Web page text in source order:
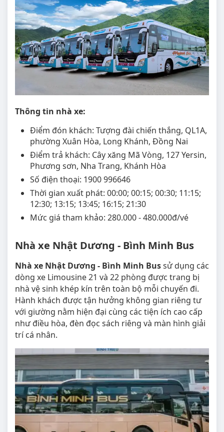
Thông tin nhà xe:
Điểm đón khách: Tượng đài chiến thắng, QL1A,
phường Xuân Hòa, Long Khánh, Đồng Nai
Điểm trả khách: Cây xăng Mã Vòng, 127 Yersin,
Phương sơn, Nha Trang, Khánh Hòa
Số điện thoại: 1900 996646
Thời gian xuất phát: 00:00; 00:15; 00:30; 11:15;
12:30; 13:15; 13:45; 16:15; 21:30
Mức giá tham khảo: 280.000 - 480.000đ/vé
Nhà xe Nhật Dương - Bình Minh Bus
Nhà xe Nhật Dương - Bình Minh Bussử dụng các
dòng xe Limousine 21 và 22 phòng được trang bị
nhà vệ sinh khép kín trên toàn bộ mỗi chuyến đi.
Hành khách được tận hưởng không gian riêng tư
với giường nằm hiện đại cùng các tiện ích cao cấp
như điều hòa, đèn đọc sách riêng và màn hình giải
trí cá nhân.